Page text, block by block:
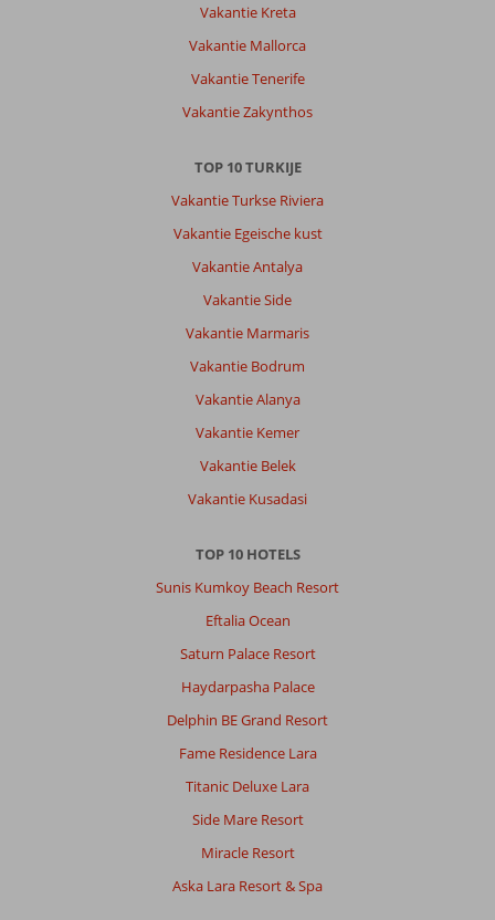
Vakantie Kreta
Vakantie Mallorca
Vakantie Tenerife
Vakantie Zakynthos
TOP 10 TURKIJE
Vakantie Turkse Riviera
Vakantie Egeische kust
Vakantie Antalya
Vakantie Side
Vakantie Marmaris
Vakantie Bodrum
Vakantie Alanya
Vakantie Kemer
Vakantie Belek
Vakantie Kusadasi
TOP 10 HOTELS
Sunis Kumkoy Beach Resort
Eftalia Ocean
Saturn Palace Resort
Haydarpasha Palace
Delphin BE Grand Resort
Fame Residence Lara
Titanic Deluxe Lara
Side Mare Resort
Miracle Resort
Aska Lara Resort & Spa